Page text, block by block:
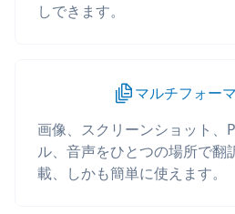
しできます。
マルチフォー
画像、スクリーンショット、
ル、音声をひとつの場所で翻
載、しかも簡単に使えます。